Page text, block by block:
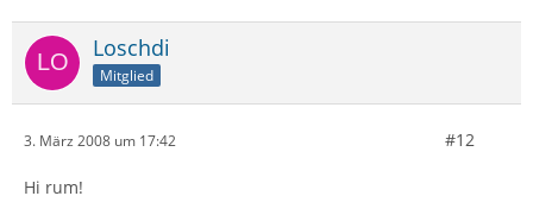
Loschdi
Mitglied
3. März 2008 um 17:42 #12
Hi rum!